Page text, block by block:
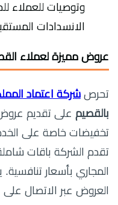
وتوصيات للعملاء
الانسدادات
عروض مميزة لعملاء
تحرص شركة اعتماد
بالقصيم على تقديم
تخفيضات خاصة على
تقدم الشركة باقات
المجاري بأسعار
العروض عبر الاتصال على الرقم